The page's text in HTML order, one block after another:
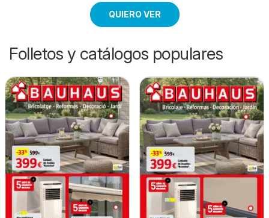
QUIERO VER
Folletos y catálogos populares